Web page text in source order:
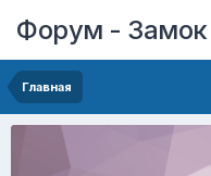
Форум - Замок
Главная